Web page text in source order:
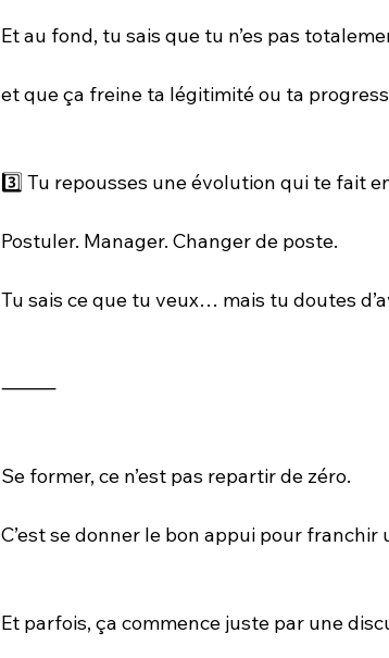
Et au fond, tu sais que tu n’es pas
et que ça freine ta légitimité ou ta
3️⃣ Tu repousses une évolution qui te fait
Postuler. Manager. Changer de poste.
Tu sais ce que tu veux… mais tu doutes
⸻
Se former, ce n’est pas repartir de zéro.
C’est se donner le bon appui pour franchir
Et parfois, ça commence juste par une